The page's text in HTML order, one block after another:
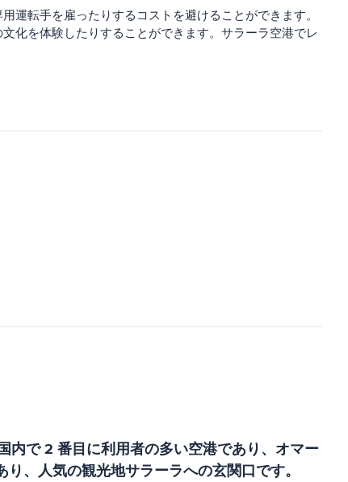
運転手を雇ったりするコストを避けることができます。
化を体験したりすることができます。サラーラ空港でレ
内で 2 番目に利用者の多い空港であり、オマー
、人気の観光地サラーラへの玄関口です。